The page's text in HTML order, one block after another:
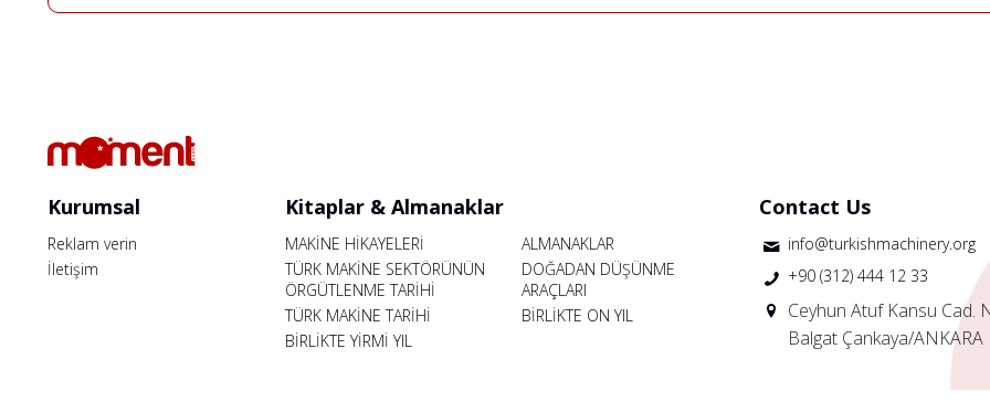
Kurumsal
Reklam verin
İletişim
Kitaplar & Almanaklar
MAKİNE HİKAYELERİ
ALMANAKLAR
TÜRK MAKİNE SEKTÖRÜNÜN
ÖRGÜTLENME TARİHİ
DOĞADAN DÜŞÜNME
ARAÇLARI
TÜRK MAKİNE TARİHİ
BİRLİKTE ON YIL
BİRLİKTE YİRMİ YIL
Contact Us
info@turkishmachinery.org
+90 (312) 444 12 33
Ceyhun Atuf Kansu Cad.
Balgat Çankaya/ANKARA